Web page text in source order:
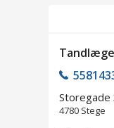
Storegade
4780 Stege